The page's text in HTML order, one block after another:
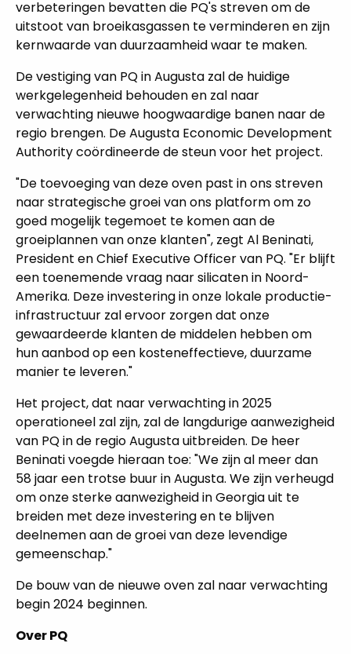
verbeteringen bevatten die PQ's streven om de
uitstoot van broeikasgassen te verminderen en zijn
kernwaarde van duurzaamheid waar te maken.
De vestiging van PQ in Augusta zal de huidige
werkgelegenheid behouden en zal naar
verwachting nieuwe hoogwaardige banen naar de
regio brengen. De Augusta Economic Development
Authority coördineerde de steun voor het project.
"De toevoeging van deze oven past in ons streven
naar strategische groei van ons platform om zo
goed mogelijk tegemoet te komen aan de
groeiplannen van onze klanten", zegt Al Beninati,
President en Chief Executive Officer van PQ. "Er blijft
een toenemende vraag naar silicaten in Noord-
Amerika. Deze investering in onze lokale productie-
infrastructuur zal ervoor zorgen dat onze
gewaardeerde klanten de middelen hebben om
hun aanbod op een kosteneffectieve, duurzame
manier te leveren."
Het project, dat naar verwachting in 2025
operationeel zal zijn, zal de langdurige aanwezigheid
van PQ in de regio Augusta uitbreiden. De heer
Beninati voegde hieraan toe: "We zijn al meer dan
58 jaar een trotse buur in Augusta. We zijn verheugd
om onze sterke aanwezigheid in Georgia uit te
breiden met deze investering en te blijven
deelnemen aan de groei van deze levendige
gemeenschap."
De bouw van de nieuwe oven zal naar verwachting
begin 2024 beginnen.
Over PQ